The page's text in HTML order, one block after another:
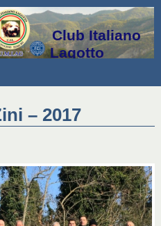
Club Italiano
Lagotto
– 2017